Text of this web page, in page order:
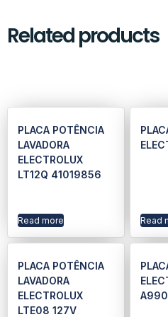
Related products
PLACA POTÊNCIA
LAVADORA
ELECTROLUX
LT12Q 41019856
Read more Read
PLACA POTÊNCIA
LAVADORA
ELECTROLUX
LTE08 127V